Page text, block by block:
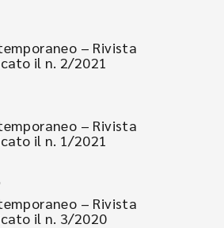
– Rivista
il n. 2/2021
– Rivista
il n. 1/2021
– Rivista
il n. 3/2020